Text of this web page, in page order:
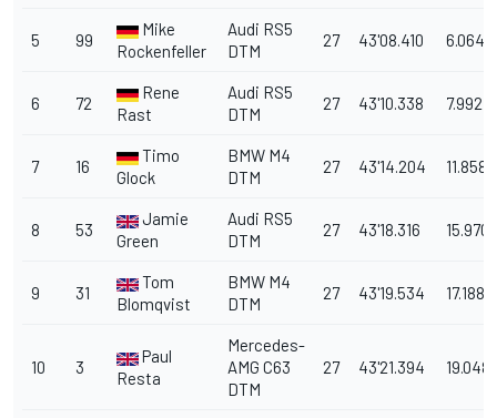
5 99
Mike
Rockenfeller
Audi RS5
DTM
27 43'08.410 6.064
6 72
Rene
Rast
Audi RS5
DTM
27 43'10.338 7.992
7 16
Timo
Glock
BMW M4
DTM
27 43'14.204 11.858
8 53
Jamie
Green
Audi RS5
DTM
27 43'18.316 15.970
9 31
Tom
Blomqvist
BMW M4
DTM
27 43'19.534 17.188
10 3
Paul
Resta
Mercedes-
AMG C63
DTM
27 43'21.394 19.048